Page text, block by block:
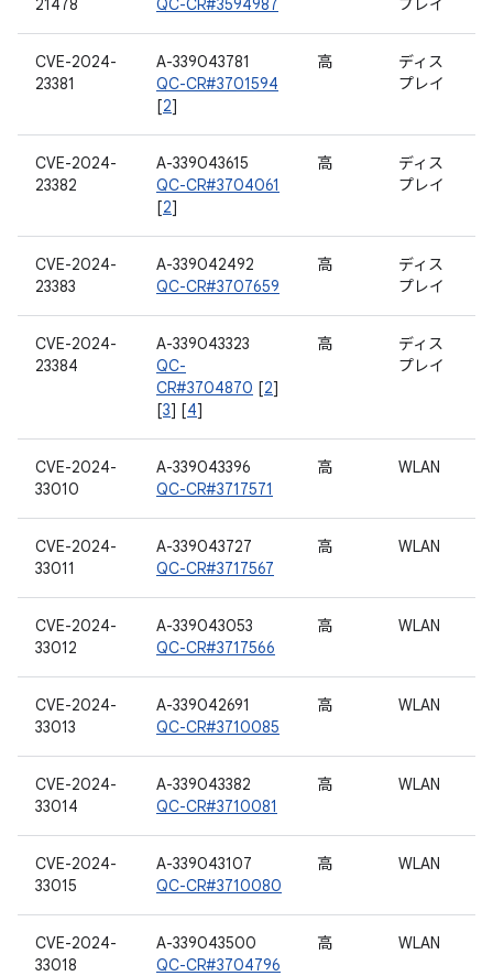
21478 QC-CR#3594987 プレイ
CVE-2024-
23381
A-339043781
QC-CR#3701594
[2]
高
ディス
プレイ
CVE-2024-
23382
A-339043615
QC-CR#3704061
[2]
高
ディス
プレイ
CVE-2024-
23383
A-339042492
QC-CR#3707659
高
ディス
プレイ
CVE-2024-
23384
A-339043323
QC-
CR#3704870 [2]
[3] [4]
高
ディス
プレイ
CVE-2024-
33010
A-339043396
QC-CR#3717571
高 WLAN
CVE-2024-
33011
A-339043727
QC-CR#3717567
高 WLAN
CVE-2024-
33012
A-339043053
QC-CR#3717566
高 WLAN
CVE-2024-
33013
A-339042691
QC-CR#3710085
高 WLAN
CVE-2024-
33014
A-339043382
QC-CR#3710081
高 WLAN
CVE-2024-
33015
A-339043107
QC-CR#3710080
高 WLAN
CVE-2024-
33018
A-339043500
QC-CR#3704796
高 WLAN